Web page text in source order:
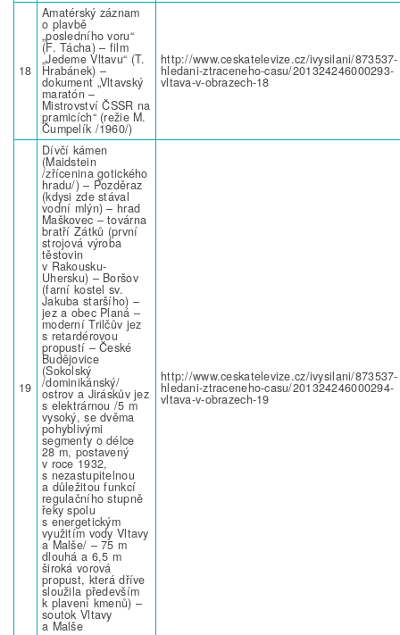
18
Amatérský záznam
o plavbě
„posledního voru“
(F. Tácha) – film
„Jedeme Vltavu“ (T.
Hrabánek) –
dokument „Vltavský
maratón –
Mistrovství ČSSR na
pramicích“ (režie M.
Čumpelík /1960/)
http://www.ceskatelevize.cz/ivysilani/873537-
hledani-ztraceneho-casu/201324246000293-
vltava-v-obrazech-18
19
Dívčí kámen
(Maidstein
/zřícenina gotického
hradu/) – Pozděraz
(kdysi zde stával
vodní mlýn) – hrad
Maškovec – továrna
bratří Zátků (první
strojová výroba
těstovin
v Rakousku-
Uhersku) – Boršov
(farní kostel sv.
Jakuba staršího) –
jez a obec Planá –
moderní Trilčův jez
s retardérovou
propustí – České
Budějovice
(Sokolský
/dominikánský/
ostrov a Jiráskův jez
s elektrárnou /5 m
vysoký, se dvěma
pohyblivými
segmenty o délce
28 m, postavený
v roce 1932,
s nezastupitelnou
a důležitou funkcí
regulačního stupně
řeky spolu
s energetickým
využitím vody Vltavy
a Malše/ – 75 m
dlouhá a 6,5 m
široká vorová
propust, která dříve
sloužila především
k plavení kmenů) –
soutok Vltavy
a Malše
http://www.ceskatelevize.cz/ivysilani/873537-
hledani-ztraceneho-casu/201324246000294-
vltava-v-obrazech-19